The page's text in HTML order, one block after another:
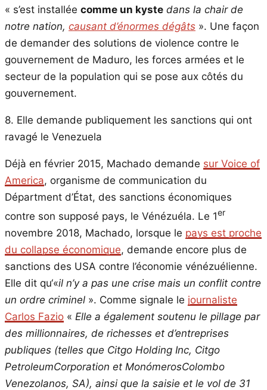
« s’est installée comme un kyste dans la chair de
notre nation, causant d’énormes dégâts ». Une façon
de demander des solutions de violence contre le
gouvernement de Maduro, les forces armées et le
secteur de la population qui se pose aux côtés du
gouvernement.
8. Elle demande publiquement les sanctions qui ont
ravagé le Venezuela
Déjà en février 2015, Machado demande sur Voice of
America, organisme de communication du
Départment d’État, des sanctions économiques
contre son supposé pays, le Vénézuéla. Le 1er
novembre 2018, Machado, lorsque le pays est proche
du collapse économique, demande encore plus de
sanctions des USA contre l’économie vénézuélienne.
Elle dit qu‘«il n’y a pas une crise mais un conflit contre
un ordre criminel ». Comme signale le journaliste
Carlos Fazio « Elle a également soutenu le pillage par
des millionnaires, de richesses et d’entreprises
publiques (telles que Citgo Holding Inc, Citgo
PetroleumCorporation et MonómerosColombo
Venezolanos, SA), ainsi que la saisie et le vol de 31